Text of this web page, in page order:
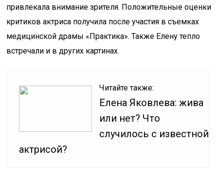
привлекала внимание зрителя. Положительные оценки
критиков актриса получила после участия в съемках
медицинской драмы «Практика». Также Елену тепло
встречали и в других картинах.
Читайте также:
Елена Яковлева: жива
или нет? Что
случилось с известной
актрисой?